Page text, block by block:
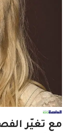
مع تغيّر